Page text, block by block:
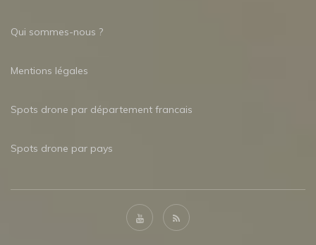
Qui sommes-nous ?
Mentions légales
Spots drone par département francais
Spots drone par pays